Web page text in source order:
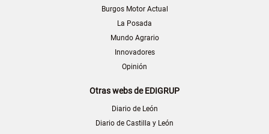
Burgos Motor Actual
La Posada
Mundo Agrario
Innovadores
Opinión
Otras webs de EDIGRUP
Diario de León
Diario de Castilla y León